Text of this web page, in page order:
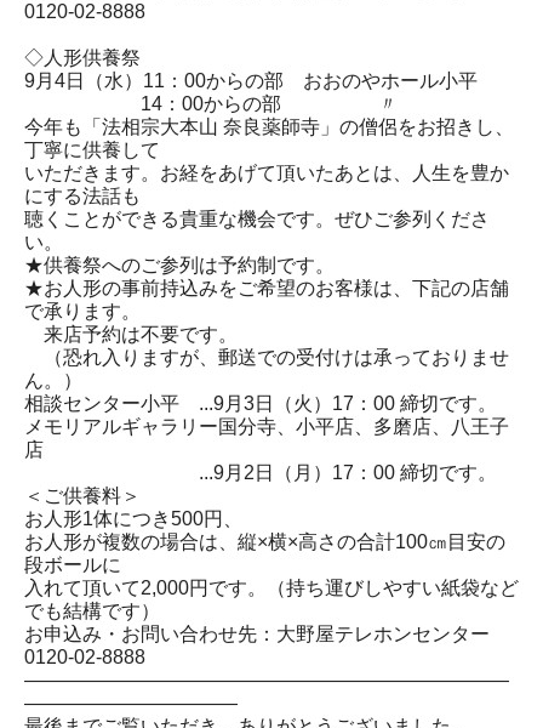
0120-02-8888
◇人形供養祭
9月4日（水）11：00からの部 おおのやホール小平
14：00からの部 〃
今年も「法相宗大本山 奈良薬師寺」の僧侶をお招きし、
丁寧に供養して
いただきます。お経をあげて頂いたあとは、人生を豊か
にする法話も
聴くことができる貴重な機会です。ぜひご参列くださ
い。
★供養祭へのご参列は予約制です。
★お人形の事前持込みをご希望のお客様は、下記の店舗
で承ります。
来店予約は不要です。
（恐れ入りますが、郵送での受付けは承っておりませ
ん。）
相談センター小平 ...9月3日（火）17：00 締切です。
メモリアルギャラリー国分寺、小平店、多磨店、八王子
店
...9月2日（月）17：00 締切です。
＜ご供養料＞
お人形1体につき500円、
お人形が複数の場合は、縦×横×高さの合計100㎝目安の
段ボールに
入れて頂いて2,000円です。（持ち運びしやすい紙袋など
でも結構です）
お申込み・お問い合わせ先：大野屋テレホンセンター
0120-02-8888
―――――――――――――――――――――――――
―――――――――――